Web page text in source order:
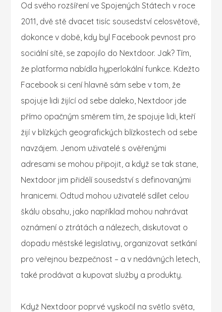
Od svého rozšíření ve Spojených Státech v roce
2011, dvě stě dvacet tisíc sousedství celosvětově,
dokonce v době, kdy byl Facebook pevnost pro
sociální sítě, se zapojilo do Nextdoor. Jak? Tím,
že platforma nabídla hyperlokální funkce. Kdežto
Facebook si cení hlavně sám sebe v tom, že
spojuje lidi žijící od sebe daleko, Nextdoor jde
přímo opačným směrem tím, že spojuje lidi, kteří
žijí v blízkých geografických blízkostech od sebe
navzájem. Jenom uživatelé s ověřenými
adresami se mohou připojit, a když se tak stane,
Nextdoor jim přidělí sousedství s definovanými
hranicemi. Odtud mohou uživatelé sdílet celou
škálu obsahu, jako například mohou nahrávat
oznámení o ztrátách a nálezech, diskutovat o
dopadu městské legislativy, organizovat setkání
pro veřejnou bezpečnost – a v nedávných letech,
také prodávat a kupovat služby a produkty.
Když Nextdoor poprvé vyskočil na světlo světa,